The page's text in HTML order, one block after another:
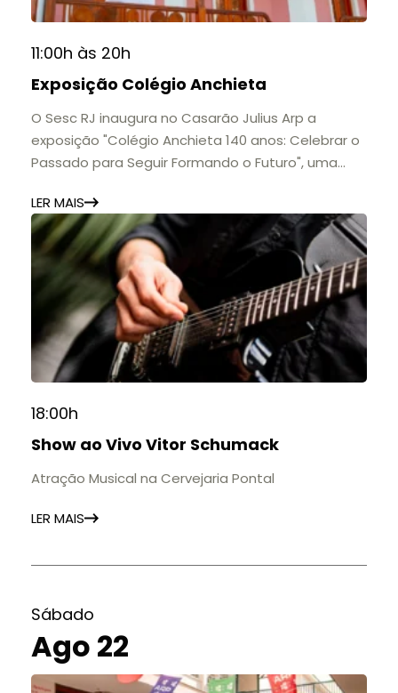
11:00h às 20h
Exposição Colégio Anchieta
O Sesc RJ inaugura no Casarão Julius Arp a
exposição "Colégio Anchieta 140 anos: Celebrar o
Passado para Seguir Formando o Futuro", uma
importantes instituições de ensino de Nova
Friburgo e do Brasil.
A mostra convida o público a conhecer o legado
do Colégio Anchieta por meio de documentos,
histórias e marcos que evidenciam sua
contribuição para a educação, a cultura e a
formação de gerações.
📍 Casarão Julius Arp
📅 Até 30 de setembro
11h às 17h
🎟️ Entrada gratuita.
LER MAIS
18:00h
Show ao Vivo Vitor Schumack
Atração Musical na Cervejaria Pontal
LER MAIS
Sábado
Ago 22